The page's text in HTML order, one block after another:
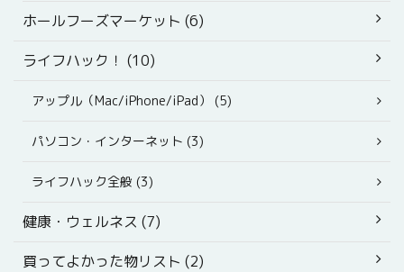
ホールフーズマーケット (6)
ライフハック！ (10)
アップル（Mac/iPhone/iPad） (5)
パソコン・インターネット (3)
ライフハック全般 (3)
健康・ウェルネス (7)
買ってよかった物リスト (2)